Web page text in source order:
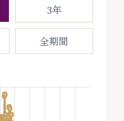
3年
全期間